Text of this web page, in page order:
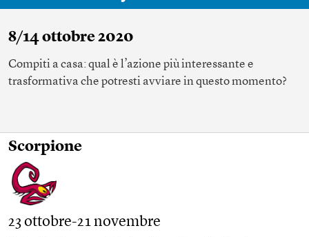
8/14 ottobre 2020
Compiti a casa: qual è l’azione più interessante e
trasformativa che potresti avviare in questo momento?
Scorpione
23 ottobre-21 novembre